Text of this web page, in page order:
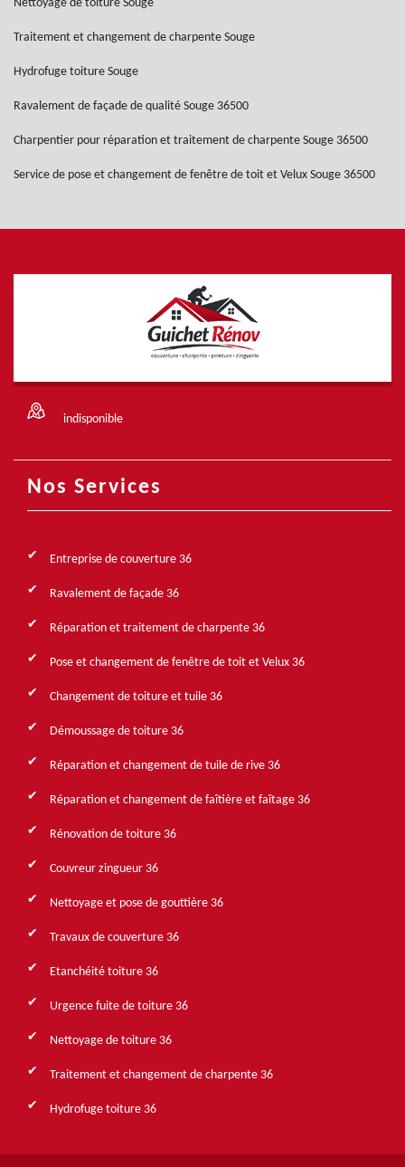
Nettoyage de toiture Souge
Traitement et changement de charpente Souge
Hydrofuge toiture Souge
Ravalement de façade de qualité Souge 36500
Charpentier pour réparation et traitement de charpente Souge 36500
Service de pose et changement de fenêtre de toit et Velux Souge 36500
indisponible
Nos Services
Entreprise de couverture 36
Ravalement de façade 36
Réparation et traitement de charpente 36
Pose et changement de fenêtre de toit et Velux 36
Changement de toiture et tuile 36
Démoussage de toiture 36
Réparation et changement de tuile de rive 36
Réparation et changement de faîtière et faîtage 36
Rénovation de toiture 36
Couvreur zingueur 36
Nettoyage et pose de gouttière 36
Travaux de couverture 36
Etanchéité toiture 36
Urgence fuite de toiture 36
Nettoyage de toiture 36
Traitement et changement de charpente 36
Hydrofuge toiture 36